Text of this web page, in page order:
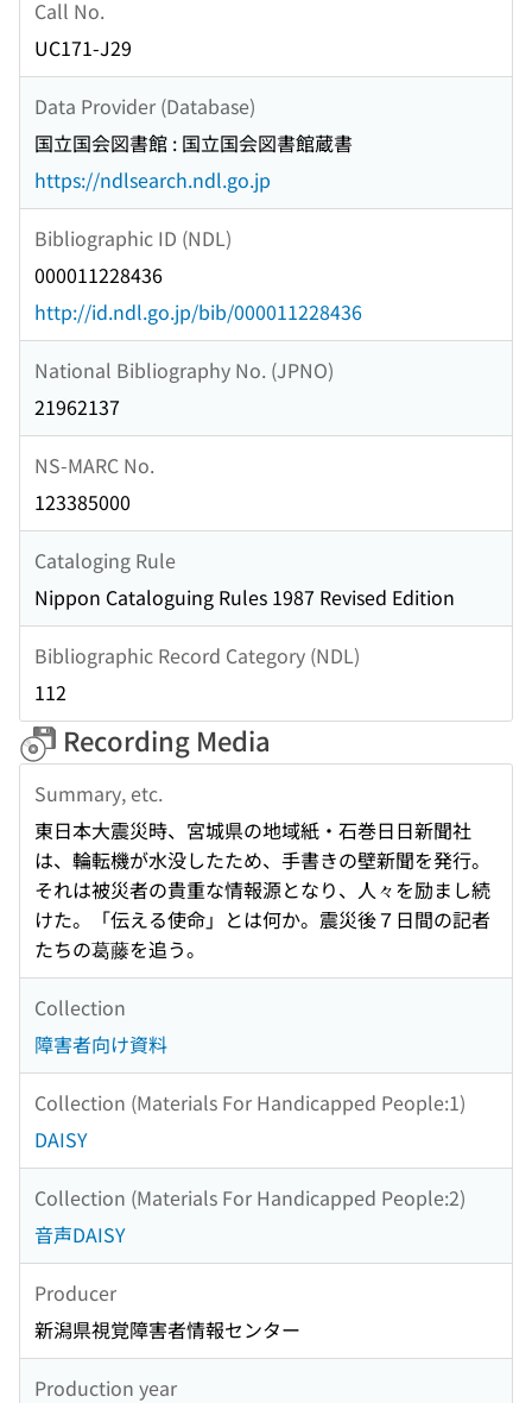
Call No.
UC171-J29
Data Provider (Database)
国立国会図書館 : 国立国会図書館蔵書
https://ndlsearch.ndl.go.jp
Bibliographic ID (NDL)
000011228436
http://id.ndl.go.jp/bib/000011228436
National Bibliography No. (JPNO)
21962137
NS-MARC No.
123385000
Cataloging Rule
Nippon Cataloguing Rules 1987 Revised Edition
Bibliographic Record Category (NDL)
112
Recording Media
Summary, etc.
東日本大震災時、宮城県の地域紙・石巻日日新聞社
は、輪転機が水没したため、手書きの壁新聞を発行。
それは被災者の貴重な情報源となり、人々を励まし続
けた。「伝える使命」とは何か。震災後７日間の記者
たちの葛藤を追う。
Collection
障害者向け資料
Collection (Materials For Handicapped People:1)
DAISY
Collection (Materials For Handicapped People:2)
音声DAISY
Producer
新潟県視覚障害者情報センター
Production year